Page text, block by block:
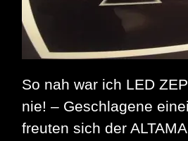
So nah war ich LED
nie! – Geschlagene
freuten sich der